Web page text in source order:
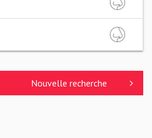
Nouvelle recherche